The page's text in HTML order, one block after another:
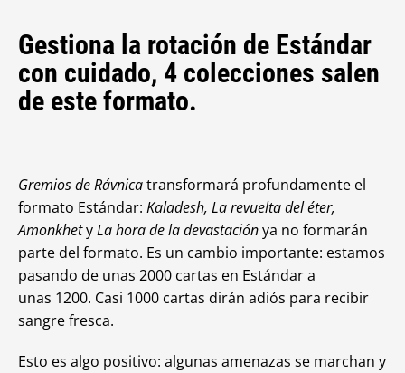
Gestiona la rotación de Estándar
con cuidado, 4 colecciones salen
de este formato.
Gremios de Rávnicatransformará profundamente el
formato Estándar: Kaladesh, La revuelta del éter,
AmonkhetyLa hora de la devastaciónya no formarán
parte del formato. Es un cambio importante: estamos
pasando de unas 2000 cartas en Estándar a
unas 1200. Casi 1000 cartas dirán adiós para recibir
sangre fresca.
Esto es algo positivo: algunas amenazas se marchan y